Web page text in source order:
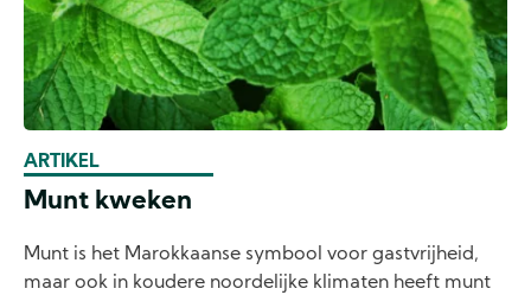
ARTIKEL
Munt kweken
Munt is het Marokkaanse symbool voor gastvrijheid,
maar ook in koudere noordelijke klimaten heeft munt